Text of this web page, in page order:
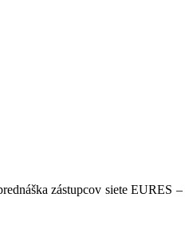
zástupcov siete EURES